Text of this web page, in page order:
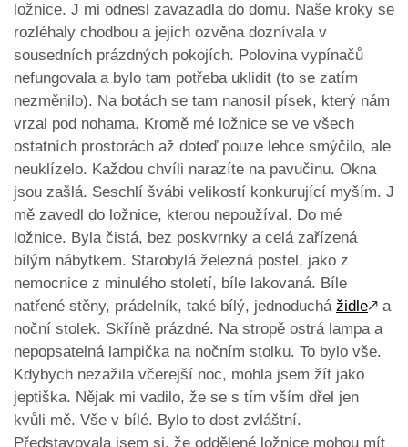
ložnice. J mi odnesl zavazadla do domu. Naše kroky se
rozléhaly chodbou a jejich ozvěna doznívala v
sousedních prázdných pokojích. Polovina vypínačů
nefungovala a bylo tam potřeba uklidit (to se zatím
nezměnilo). Na botách se tam nanosil písek, který nám
vrzal pod nohama. Kromě mé ložnice se ve všech
ostatních prostorách až doteď pouze lehce smýčilo, ale
neuklízelo. Každou chvíli narazíte na pavučinu. Okna
jsou zašlá. Seschlí švábi velikostí konkurující myším. J
mě zavedl do ložnice, kterou nepoužíval. Do mé
ložnice. Byla čistá, bez poskvrnky a celá zařízená
bílým nábytkem. Starobylá železná postel, jako z
nemocnice z minulého století, bíle lakovaná. Bíle
natřené stěny, prádelník, také bílý, jednoduchá židle🡕 a
noční stolek. Skříně prázdné. Na stropě ostrá lampa a
nepopsatelná lampička na nočním stolku. To bylo vše.
Kdybych nezažila včerejší noc, mohla jsem žít jako
jeptiška. Nějak mi vadilo, že se s tím vším dřel jen
kvůli mě. Vše v bílé. Bylo to dost zvláštní.
Představovala jsem si, že oddělené ložnice mohou mít